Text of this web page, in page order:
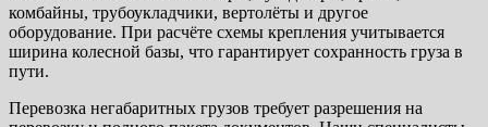
комбайны, трубоукладчики, вертолёты и другое
оборудование. При расчёте схемы крепления учитывается
ширина колесной базы, что гарантирует сохранность груза в
пути.
Перевозка негабаритных грузов требует разрешения на